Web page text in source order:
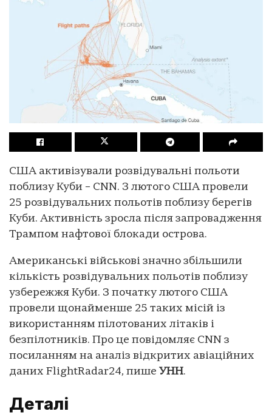
США активізували розвідувальні польоти
поблизу Куби – CNN. З лютого США провели
25 розвідувальних польотів поблизу берегів
Куби. Активність зросла після запровадження
Трампом нафтової блокади острова.
Американські військові значно збільшили
кількість розвідувальних польотів поблизу
узбережжя Куби. З початку лютого США
провели щонайменше 25 таких місій із
використанням пілотованих літаків і
безпілотників. Про це повідомляє CNN з
посиланням на аналіз відкритих авіаційних
даних FlightRadar24, пише УНН.
Деталі